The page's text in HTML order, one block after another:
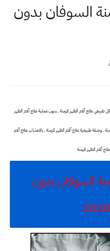
السوفان بدون
آلام الظهر المزمنة , بشكل طبيعي علاج آلام الظهر المزمنة , بدون عملية علاج آلام الظهر
, وصفة طبيعية علاج آلام الظهر المزمنة , بالاعشاب علاج آلام
آلام الظهر المزمنة
السوفان بدون